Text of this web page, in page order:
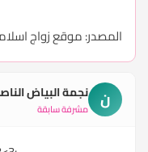
المصدر:موقع زواج
ن نجمة البياض
مشرفة سابقة